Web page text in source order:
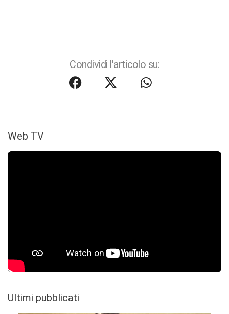
Condividi l'articolo su:
Web TV
Ultimi pubblicati